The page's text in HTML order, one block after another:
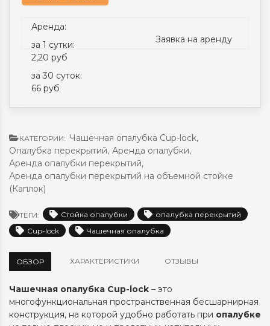
Аренда:
за 1 сутки:
2,20 руб
за 30 суток:
66 руб
Заявка на аренду
КАТЕГОРИИ: Чашечная опалубка Cup-lock,
Опалубка перекрытий, Аренда опалубки,
Аренда опалубки перекрытий,
Аренда опалубки перекрытий на объемной стойке
(Каплок)
ТЕГИ: Стойка опалубки
опалубка перекрытий
Cup-lock
Чашечная опалубка
ОБЗОР ХАРАКТЕРИСТИКИ ОТЗЫВЫ
Чашечная опалубка Cup-lock – это
многофункциональная пространственная бесшарнирная
конструкция, на которой удобно работать при опалубке